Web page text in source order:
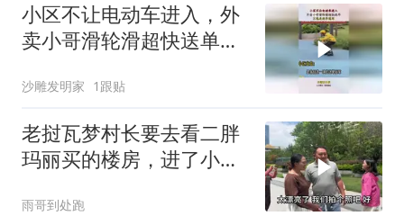
小区不让电动车进入，外
卖小哥滑轮滑超快送单，
沙雕发明家 1跟贴
老挝瓦梦村长要去看二胖
玛丽买的楼房，进了小区
雨哥到处跑